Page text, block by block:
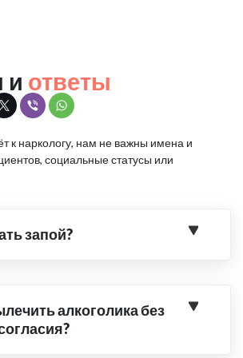
и ответы
к наркологу, нам не важны имена и
социальные статусы или
запой?
алкоголика без